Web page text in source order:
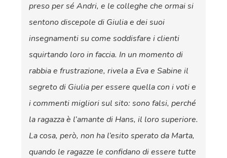
preso per sé Andri, e le colleghe che ormai si
sentono discepole di Giulia e dei suoi
insegnamenti su come soddisfare i clienti
squirtando loro in faccia. In un momento di
rabbia e frustrazione, rivela a Eva e Sabine il
segreto di Giulia per essere quella con i voti e
i commenti migliori sul sito: sono falsi, perché
la ragazza è l’amante di Hans, il loro superiore.
La cosa, però, non ha l’esito sperato da Marta,
quando le ragazze le confidano di essere tutte